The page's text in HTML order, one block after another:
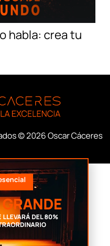
habla: crea tu
© 2026 Oscar Cáceres
LLEVARÁ DEL 80%